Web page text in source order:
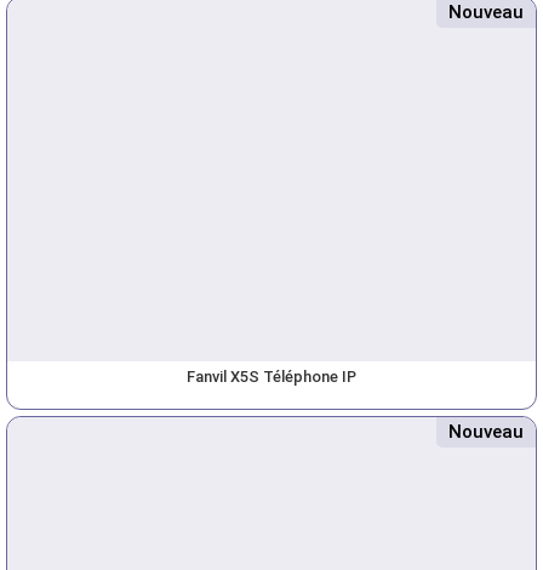
Nouveau
Fanvil X5S Téléphone IP
Nouveau